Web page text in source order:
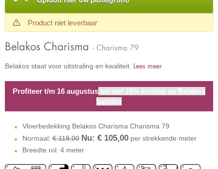
Product niet leverbaar
Belakos Charisma - Charisma 79
Belakos staat voor uitstraling en kwaliteit. Lees meer
Profiteer t/m 16 augustus tot wel 15% korting op Belakos
tapijten
Vloerbedekking Belakos Charisma Charisma 79
Normaal: € 119,00 Nu: € 105,00 per strekkende meter
Breedte rol: 4 meter